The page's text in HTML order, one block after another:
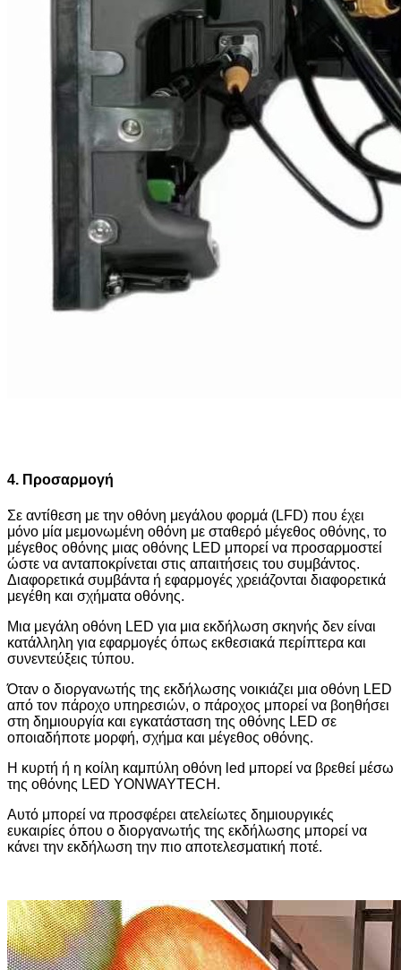
4. Προσαρμογή
Σε αντίθεση με την οθόνη μεγάλου φορμά (LFD) που έχει
μόνο μία μεμονωμένη οθόνη με σταθερό μέγεθος οθόνης, το
μέγεθος οθόνης μιας οθόνης LED μπορεί να προσαρμοστεί
ώστε να ανταποκρίνεται στις απαιτήσεις του συμβάντος.
Διαφορετικά συμβάντα ή εφαρμογές χρειάζονται διαφορετικά
μεγέθη και σχήματα οθόνης.
Μια μεγάλη οθόνη LED για μια εκδήλωση σκηνής δεν είναι
κατάλληλη για εφαρμογές όπως εκθεσιακά περίπτερα και
συνεντεύξεις τύπου.
Όταν ο διοργανωτής της εκδήλωσης νοικιάζει μια οθόνη LED
από τον πάροχο υπηρεσιών, ο πάροχος μπορεί να βοηθήσει
στη δημιουργία και εγκατάσταση της οθόνης LED σε
οποιαδήποτε μορφή, σχήμα και μέγεθος οθόνης.
Η κυρτή ή η κοίλη καμπύλη οθόνη led μπορεί να βρεθεί μέσω
της οθόνης LED YONWAYTECH.
Αυτό μπορεί να προσφέρει ατελείωτες δημιουργικές
ευκαιρίες όπου ο διοργανωτής της εκδήλωσης μπορεί να
κάνει την εκδήλωση την πιο αποτελεσματική ποτέ.